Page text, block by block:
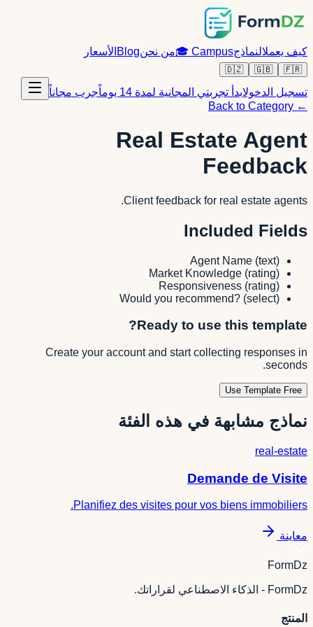
كيف يعملالنماذجCampus
🎓من نحنBlog الأسعار
🇫🇷
🇬🇧
🇩🇿
تسجيل الدخولابدأ تجربتي المجانية لمدة 14 يوماً
جرب مجاناً
← Back to Category
Real Estate Agent
Feedback
Client feedback for real estate agents.
Included Fields
Agent Name (text)
Market Knowledge (rating)
Responsiveness (rating)
Would you recommend? (select)
Ready to use this template?
Create your account and start collecting responses in
seconds.
Use Template Free
نماذج مشابهة في هذه الفئة
real-estate
Demande de Visite
Planifiez des visites pour vos biens immobiliers.
معاينة
FormDz
FormDz - الذكاء الاصطناعي لقراراتك.
المنتج